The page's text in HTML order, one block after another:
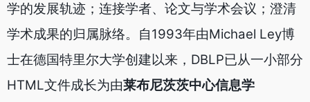
学的发展轨迹；连接学者、论文与学术会议；澄清
学术成果的归属脉络。自1993年由Michael Ley博
士在德国特里尔大学创建以来，DBLP已从一小部分
HTML文件成长为由莱布尼茨茨中心信息学